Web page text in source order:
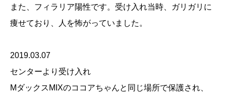
また、フィラリア陽性です。受け入れ当時、ガリガリに
痩せており、人を怖がっていました。
2019.03.07
センターより受け入れ
MダックスMIXのココアちゃんと同じ場所で保護され、